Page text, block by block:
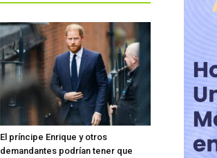
El príncipe Enrique y otros
demandantes podrían tener que